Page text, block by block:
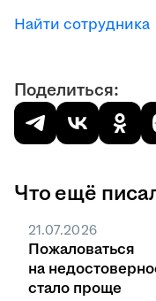
Найти сотрудника
Поделиться:
Что ещё
21.07.2026
Пожаловаться
на
стало проще